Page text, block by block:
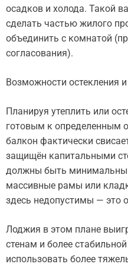
осадков и холода. Такой
сделать частью жилого
объединить с комнатой
согласования).
Возможности остекления и
Планируя утеплить или
готовым к определенным
балкон фактически
защищён капитальными
должны быть
массивные рамы или
здесь недопустимы — это
Лоджия в этом плане
стенам и более
использовать более